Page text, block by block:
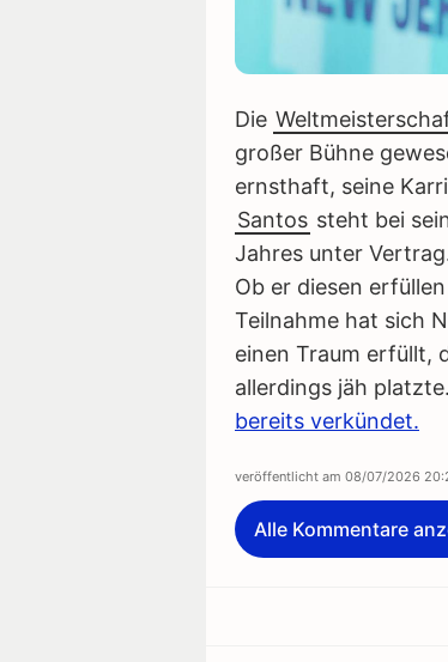
Die
großer Bühne
ernsthaft, seine
Santos steht bei
Jahres unter
Ob er diesen
Teilnahme hat sich
einen Traum erfüllt,
allerdings jäh
bereits verkündet.
veröffentlicht am 08/07/2026
Alle Kommentare